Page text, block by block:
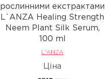
рослинними екстрактами
L`ANZA Healing Strength
Neem Plant Silk Serum,
100 ml
L'ANZA
Ціна